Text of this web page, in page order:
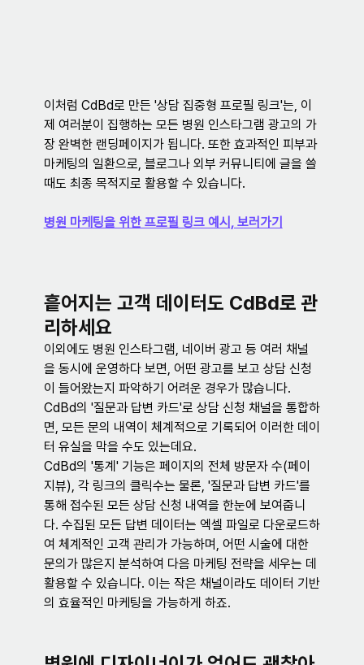
이처럼 CdBd로 만든 '상담 집중형 프로필 링크'는, 이
제 여러분이 집행하는 모든 병원 인스타그램 광고의 가
장 완벽한 랜딩페이지가 됩니다. 또한 효과적인 피부과
마케팅의 일환으로, 블로그나 외부 커뮤니티에 글을 쓸
때도 최종 목적지로 활용할 수 있습니다.
병원 마케팅을 위한 프로필 링크 예시, 보러가기
흩어지는 고객 데이터도 CdBd로 관
리하세요
이외에도 병원 인스타그램, 네이버 광고 등 여러 채널
을 동시에 운영하다 보면, 어떤 광고를 보고 상담 신청
이 들어왔는지 파악하기 어려운 경우가 많습니다.
CdBd의 '질문과 답변 카드'로 상담 신청 채널을 통합하
면, 모든 문의 내역이 체계적으로 기록되어 이러한 데이
터 유실을 막을 수도 있는데요.
CdBd의 '통계' 기능은 페이지의 전체 방문자 수(페이
지뷰), 각 링크의 클릭수는 물론, '질문과 답변 카드'를
통해 접수된 모든 상담 신청 내역을 한눈에 보여줍니
다. 수집된 모든 답변 데이터는 엑셀 파일로 다운로드하
여 체계적인 고객 관리가 가능하며, 어떤 시술에 대한
문의가 많은지 분석하여 다음 마케팅 전략을 세우는 데
활용할 수 있습니다. 이는 작은 채널이라도 데이터 기반
의 효율적인 마케팅을 가능하게 하죠.